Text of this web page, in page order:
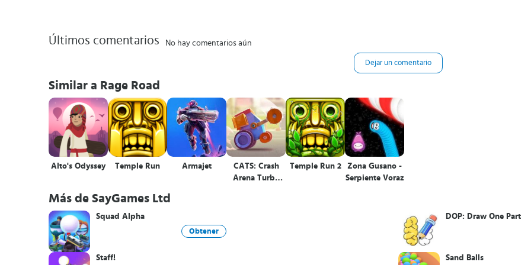
Últimos comentarios No hay comentarios aún
Dejar un comentario
Similar a Rage Road
Alto's Odyssey Temple Run Armajet
CATS: Crash
Arena Turbo
Temple Run 2
Zona Gusano -
Serpiente Voraz
Más de SayGames Ltd
Squad Alpha
Obtener
Staff!
DOP: Draw One Part
Sand Balls